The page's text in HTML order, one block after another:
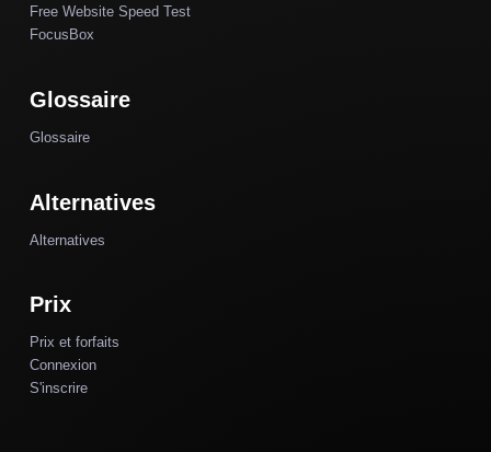
Free Website Speed Test
FocusBox
Glossaire
Glossaire
Alternatives
Alternatives
Prix
Prix et forfaits
Connexion
S'inscrire